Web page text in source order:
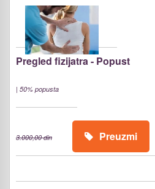
Pregled fizijatra - Popust
| 50% popusta
3.000,00 din Preuzmi